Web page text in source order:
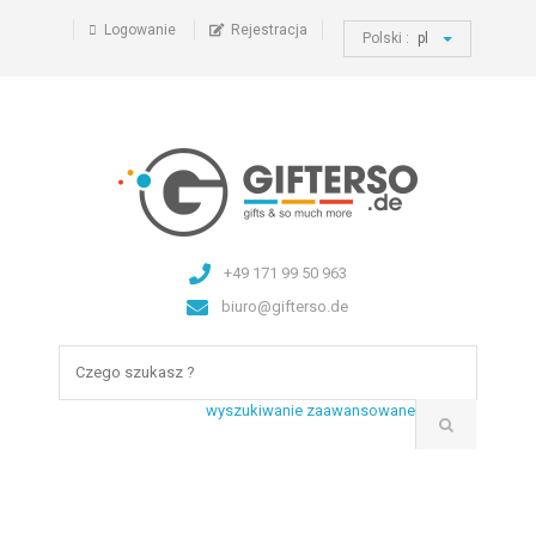
Logowanie Rejestracja Polski : pl
+49 171 99 50 963
biuro@gifterso.de
wyszukiwanie zaawansowane